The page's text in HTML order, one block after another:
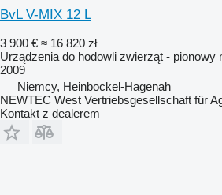
BvL V-MIX 12 L
3 900 € ≈ 16 820 zł
Urządzenia do hodowli zwierząt - pionowy
2009
Niemcy, Heinbockel-Hagenah
NEWTEC West Vertriebsgesellschaft für
Kontakt z dealerem